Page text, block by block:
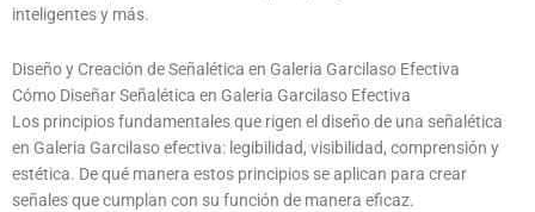
inteligentes y más.
Diseño y Creación de Señalética en Galeria Garcilaso Efectiva
Cómo Diseñar Señalética en Galeria Garcilaso Efectiva
Los principios fundamentales que rigen el diseño de una señalética
en Galeria Garcilaso efectiva: legibilidad, visibilidad, comprensión y
estética. De qué manera estos principios se aplican para crear
señales que cumplan con su función de manera eficaz.